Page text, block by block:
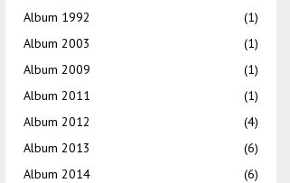
Album 1992
(1)
Album 2003
(1)
Album 2009
(1)
Album 2011
(1)
Album 2012
(4)
Album 2013
(6)
Album 2014
(6)